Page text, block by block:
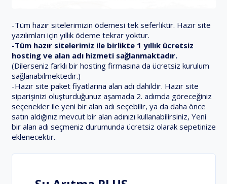
-Tüm hazır sitelerimizin ödemesi tek seferliktir. Hazır site
yazılımları için yıllık ödeme tekrar yoktur.
-Tüm hazır sitelerimiz ile birlikte 1 yıllık ücretsiz
hosting ve alan adı hizmeti sağlanmaktadır.
(Dilerseniz farklı bir hosting firmasına da ücretsiz kurulum
sağlanabilmektedir.)
-Hazır site paket fiyatlarına alan adı dahildir. Hazır site
siparişinizi oluşturduğunuz aşamada 2. adımda göreceğiniz
seçenekler ile yeni bir alan adı seçebilir, ya da daha önce
satın aldığınız mevcut bir alan adınızı kullanabilirsiniz, Yeni
bir alan adı seçmeniz durumunda ücretsiz olarak sepetinize
eklenecektir.